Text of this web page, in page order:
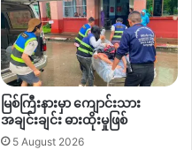
မြစ်ကြီးနားမှာ ကျောင်းသား
အချင်းချင်း ဓားထိုးမှုဖြစ်
5 August 2026